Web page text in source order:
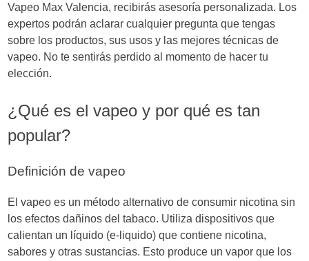
Vapeo Max Valencia, recibirás asesoría personalizada. Los
expertos podrán aclarar cualquier pregunta que tengas
sobre los productos, sus usos y las mejores técnicas de
vapeo. No te sentirás perdido al momento de hacer tu
elección.
¿Qué es el vapeo y por qué es tan
popular?
Definición de vapeo
El vapeo es un método alternativo de consumir nicotina sin
los efectos dañinos del tabaco. Utiliza dispositivos que
calientan un líquido (e-liquido) que contiene nicotina,
sabores y otras sustancias. Esto produce un vapor que los